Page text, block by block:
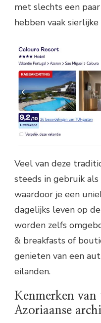
met slechts een
hebben vaak
Veel van deze
steeds in gebruik
waardoor je een
dagelijks leven op
worden zelfs
& breakfasts of
genieten van een
eilanden.
Kenmerken
Azoriaanse